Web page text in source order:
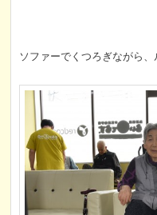
ソファーでくつろぎながら、